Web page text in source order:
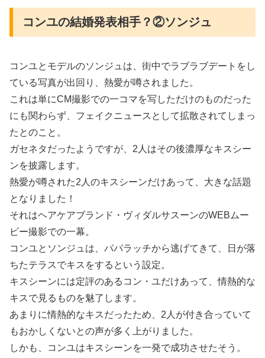
コンユの結婚発表相手？②ソンジュ
コンユとモデルのソンジュは、街中でラブラブデートをし
ている写真が出回り、熱愛が噂されました。
これは単にCM撮影での一コマを写しただけのものだった
にも関わらず、フェイクニュースとして拡散されてしまっ
たとのこと。
ガセネタだったようですが、2人はその後濃厚なキスシー
ンを披露します。
熱愛が噂された2人のキスシーンだけあって、大きな話題
となりました！
それはヘアケアブランド・ヴィダルサスーンのWEBムー
ビー撮影での一幕。
コンユとソンジュは、パパラッチから逃げてきて、日が落
ちたテラスでキスをするという設定。
キスシーンには定評のあるコン・ユだけあって、情熱的な
キスで見るものを魅了します。
あまりに情熱的なキスだったため、2人が付き合っていて
もおかしくないとの声が多く上がりました。
しかも、コンユはキスシーンを一発で成功させたそう。